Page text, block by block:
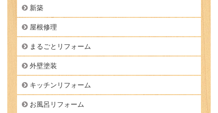
新築
屋根修理
まるごとリフォーム
外壁塗装
キッチンリフォーム
お風呂リフォーム